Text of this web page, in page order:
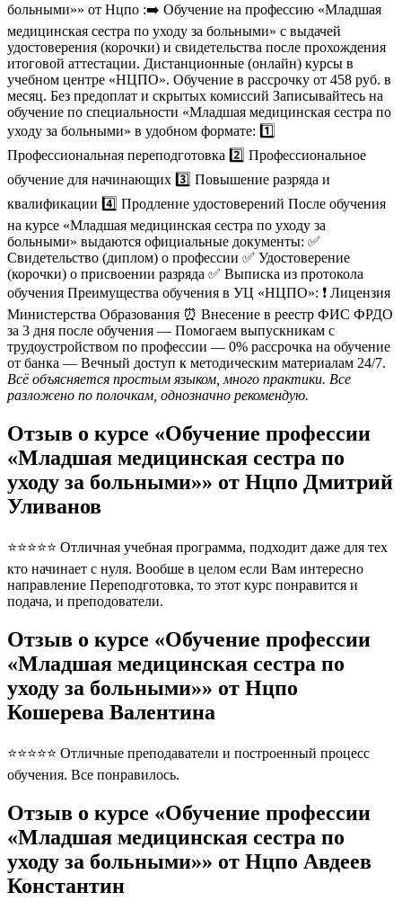
больными»» от Нцпо :➡️ Обучение на профессию «Младшая
медицинская сестра по уходу за больными» с выдачей
удостоверения (корочки) и свидетельства после прохождения
итоговой аттестации. Дистанционные (онлайн) курсы в
учебном центре «НЦПО». Обучение в рассрочку от 458 руб. в
месяц. Без предоплат и скрытых комиссий Записывайтесь на
обучение по специальности «Младшая медицинская сестра по
уходу за больными» в удобном формате: 1️⃣
Профессиональная переподготовка 2️⃣ Профессиональное
обучение для начинающих 3️⃣ Повышение разряда и
квалификации 4️⃣ Продление удостоверений После обучения
на курсе «Младшая медицинская сестра по уходу за
больными» выдаются официальные документы: ✅
Свидетельство (диплом) о профессии ✅ Удостоверение
(корочки) о присвоении разряда ✅ Выписка из протокола
обучения Преимущества обучения в УЦ «НЦПО»: ❗️ Лицензия
Министерства Образования ⏰ Внесение в реестр ФИС ФРДО
за 3 дня после обучения — Помогаем выпускникам с
трудоустройством по профессии — 0% рассрочка на обучение
от банка — Вечный доступ к методическим материалам 24/7.
Всё объясняется простым языком, много практики. Все
разложено по полочкам, однозначно рекомендую.
Отзыв о курсе «Обучение профессии
«Младшая медицинская сестра по
уходу за больными»» от Нцпо Дмитрий
Уливанов
⭐⭐⭐⭐⭐ Отличная учебная программа, подходит даже для тех
кто начинает с нуля. Вообше в целом если Вам интересно
направление Переподготовка, то этот курс понравится и
подача, и преподователи.
Отзыв о курсе «Обучение профессии
«Младшая медицинская сестра по
уходу за больными»» от Нцпо
Кошерева Валентина
⭐⭐⭐⭐⭐ Отличные преподаватели и построенный процесс
обучения. Все понравилось.
Отзыв о курсе «Обучение профессии
«Младшая медицинская сестра по
уходу за больными»» от Нцпо Авдеев
Константин